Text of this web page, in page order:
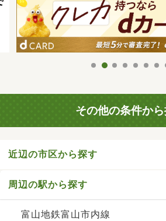
その他の条件か
近辺の市区から探す
周辺の駅から探す
富山地鉄富山市内線